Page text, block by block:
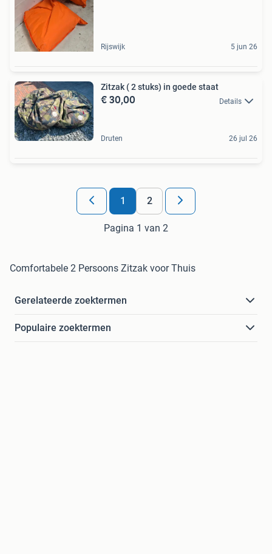
Rijswijk 5 jun 26
Zitzak ( 2 stuks) in goede staat
€ 30,00 Details
Druten 26 jul 26
1 2
Pagina 1 van 2
Comfortabele 2 Persoons Zitzak voor Thuis
Gerelateerde zoektermen
Populaire zoektermen